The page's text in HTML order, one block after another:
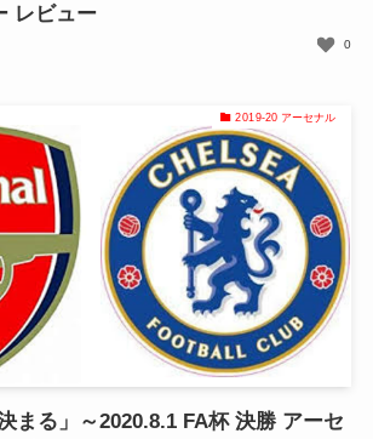
レビュー
0
2019-20 アーセナル
まる」～2020.8.1 FA杯 決勝 アーセ